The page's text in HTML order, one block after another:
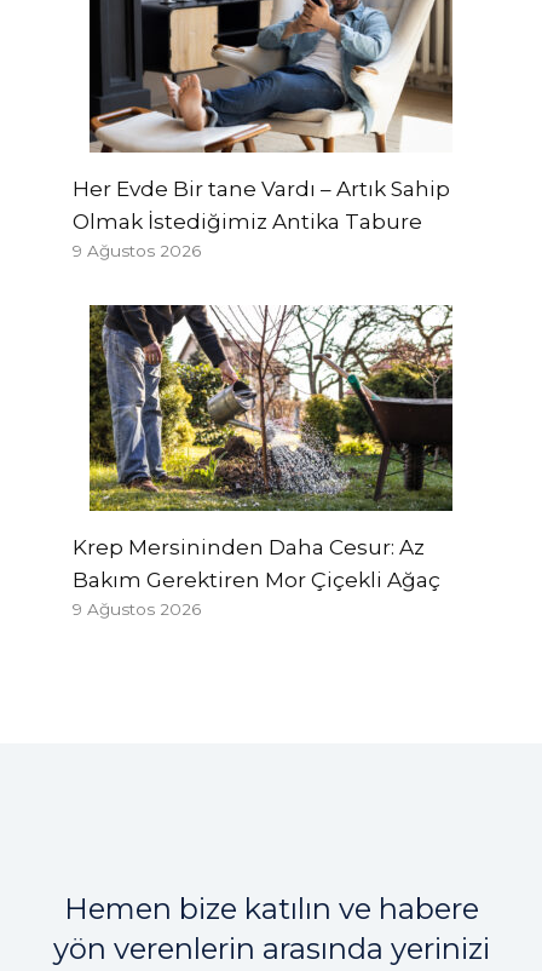
Her Evde Bir tane Vardı – Artık Sahip
Olmak İstediğimiz Antika Tabure
9 Ağustos 2026
Krep Mersininden Daha Cesur: Az
Bakım Gerektiren Mor Çiçekli Ağaç
9 Ağustos 2026
Hemen bize katılın ve habere
yön verenlerin arasında yerinizi